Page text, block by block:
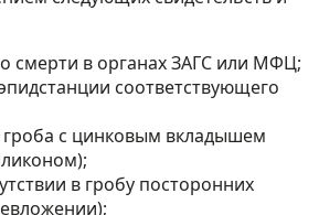
о смерти в органах ЗАГС или МФЦ;
соответствующего
гроба с цинковым вкладышем
в гробу посторонних